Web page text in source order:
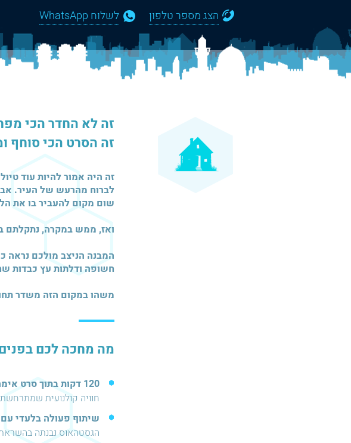
הצג מספר טלפון
לשלוח WhatsApp
זה לא החדר הכי
זה הסרט הכי סוחף
זה היה אמור להיות עוד
לברוח מהרעש של העיר.
שום מקום להעביר בו את
ואז, ממש במקרה, נתקלתם
המבנה הניצב מולכם נראה
חשופה ודלתות עץ כבדות
משהו במקום הזה משדר
מה מחכה לכם
120 דקות בתוך סרט אימה חי
חוויה קולנועית
שיתוף פעולה בלעדי עם
הגסטהאוס נבנתה